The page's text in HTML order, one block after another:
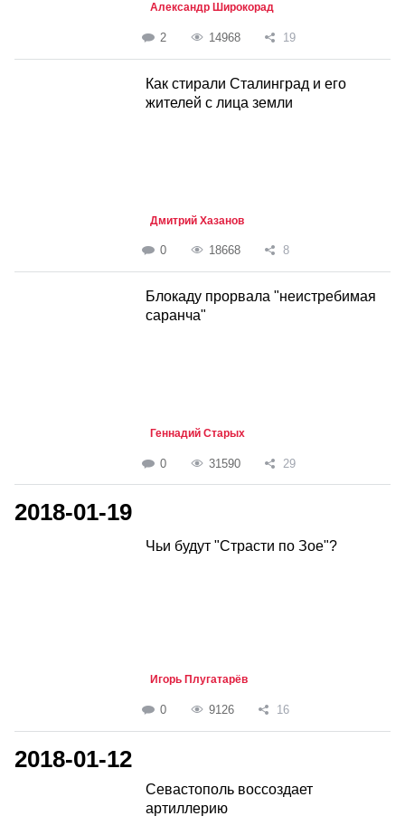
Александр Широкорад
2 14968 19
Как стирали Сталинград и его
жителей с лица земли
Дмитрий Хазанов
0 18668 8
Блокаду прорвала "неистребимая
саранча"
Геннадий Старых
0 31590 29
2018-01-19
Чьи будут "Страсти по Зое"?
Игорь Плугатарёв
0 9126 16
2018-01-12
Севастополь воссоздает
артиллерию